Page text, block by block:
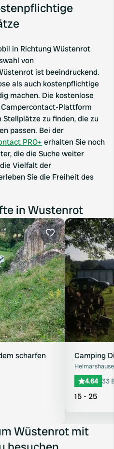
in Richtung Wüstenrot
von
ist beeindruckend.
als auch kostenpflichtige
machen. Die kostenlose
Plattform
zu finden, die zu
passen. Bei der
PRO+ erhalten Sie noch
die die Suche weiter
Vielfalt der
Sie die Freiheit des
in Wustenrot
Favorit
scharfen
Camping
4.64 33
15 - 25
Wüstenrot mit